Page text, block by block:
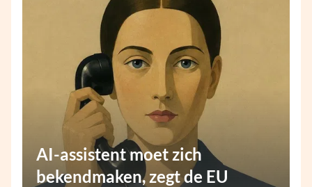
AI-assistent moet zich
bekendmaken, zegt de EU